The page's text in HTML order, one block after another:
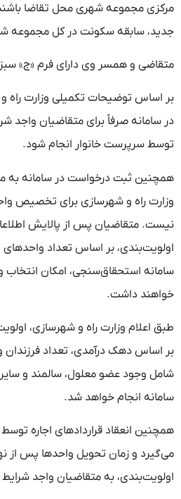
مرکزی مجموعه شهری محل تقاضا
جدید، سابقه سکونت در کل مجموعه
متقاضی و همسر وی دارای فرم «ج»
بر اساس توضیحات تکمیلی وزارت راه
در سامانه صرفاً برای متقاضیان واجد
توسط سرپرست خانوار انجام شود.
همچنین ثبت درخواست در سامانه به
وزارت راه و شهرسازی برای تخصیص
نیست. متقاضیان پس از پالایش
اولویت‌بندی، بر اساس تعداد
سامانه استحقاق‌سنجی، امکان
خواهند داشت.
طبق اعلام وزارت راه و شهرسازی،
بر اساس دهک درآمدی، تعداد فرزندان
شامل وجود عضو معلول، سالمند و
سامانه انجام خواهد شد.
همچنین انعقاد قراردادهای اجاره
می‌گیرد و زمان تحویل واحدها پس از
اولویت‌بندی، به متقاضیان واجد